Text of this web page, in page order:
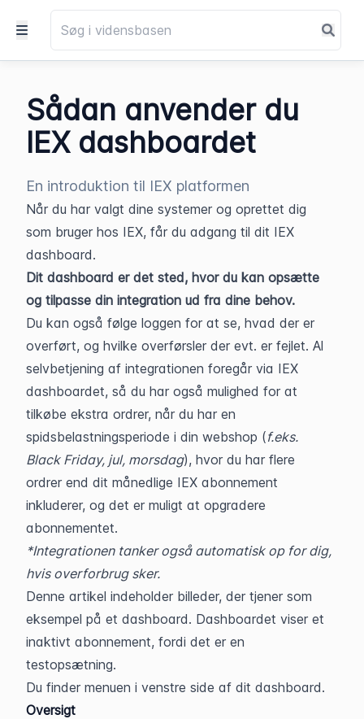
Sådan anvender du
IEX dashboardet
En introduktion til IEX platformen
Når du har valgt dine systemer og oprettet dig
som bruger hos IEX, får du adgang til dit IEX
dashboard.
Dit dashboard er det sted, hvor du kan opsætte
og tilpasse din integration ud fra dine behov.
Du kan også følge loggen for at se, hvad der er
overført, og hvilke overførsler der evt. er fejlet. Al
selvbetjening af integrationen foregår via IEX
dashboardet, så du har også mulighed for at
tilkøbe ekstra ordrer, når du har en
spidsbelastningsperiode i din webshop (f.eks.
Black Friday, jul, morsdag), hvor du har flere
ordrer end dit månedlige IEX abonnement
inkluderer, og det er muligt at opgradere
abonnementet.
*Integrationen tanker også automatisk op for dig,
hvis overforbrug sker.
Denne artikel indeholder billeder, der tjener som
eksempel på et dashboard. Dashboardet viser et
inaktivt abonnement, fordi det er en
testopsætning.
Du finder menuen i venstre side af dit dashboard.
Oversigt